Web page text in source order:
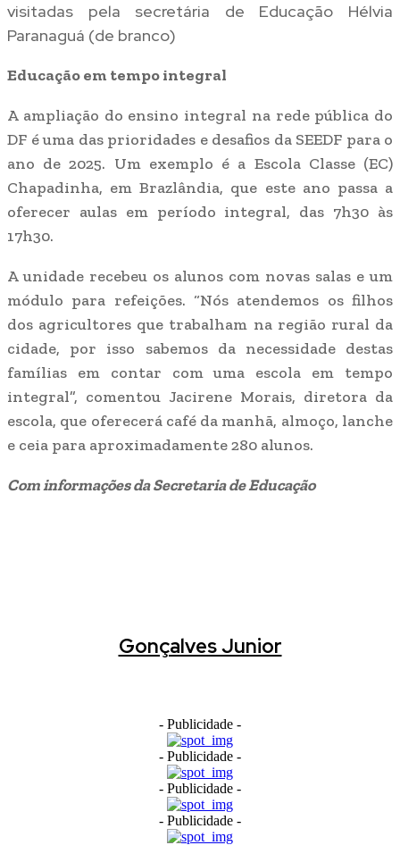
visitadas pela secretária de Educação Hélvia
Paranaguá (de branco)
Educação em tempo integral
A ampliação do ensino integral na rede pública do
DF é uma das prioridades e desafios da SEEDF para o
ano de 2025. Um exemplo é a Escola Classe (EC)
Chapadinha, em Brazlândia, que este ano passa a
oferecer aulas em período integral, das 7h30 às
17h30.
A unidade recebeu os alunos com novas salas e um
módulo para refeições. “Nós atendemos os filhos
dos agricultores que trabalham na região rural da
cidade, por isso sabemos da necessidade destas
famílias em contar com uma escola em tempo
integral”, comentou Jacirene Morais, diretora da
escola, que oferecerá café da manhã, almoço, lanche
e ceia para aproximadamente 280 alunos.
Com informações da Secretaria de Educação
Gonçalves Junior
- Publicidade -
- Publicidade -
- Publicidade -
- Publicidade -